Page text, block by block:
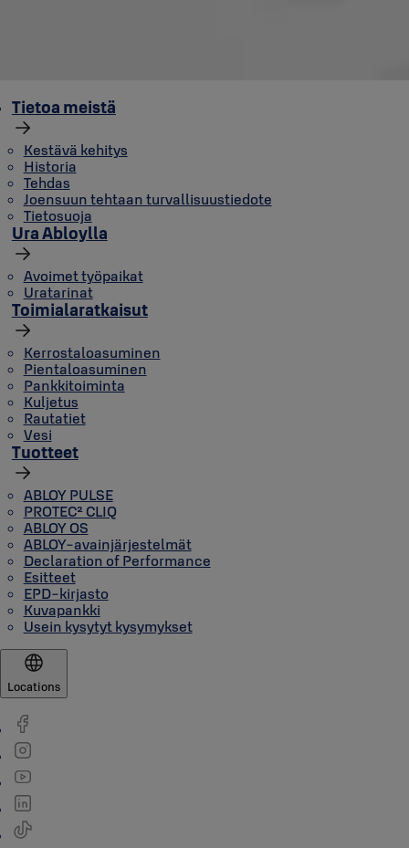
Tietoa meistä
Kestävä kehitys
Historia
Tehdas
Joensuun tehtaan turvallisuustiedote
Tietosuoja
Ura Abloylla
Avoimet työpaikat
Uratarinat
Toimialaratkaisut
Kerrostaloasuminen
Pientaloasuminen
Pankkitoiminta
Kuljetus
Rautatiet
Vesi
Tuotteet
ABLOY PULSE
PROTEC² CLIQ
ABLOY OS
ABLOY-avainjärjestelmät
Declaration of Performance
Esitteet
EPD-kirjasto
Kuvapankki
Usein kysytyt kysymykset
Locations